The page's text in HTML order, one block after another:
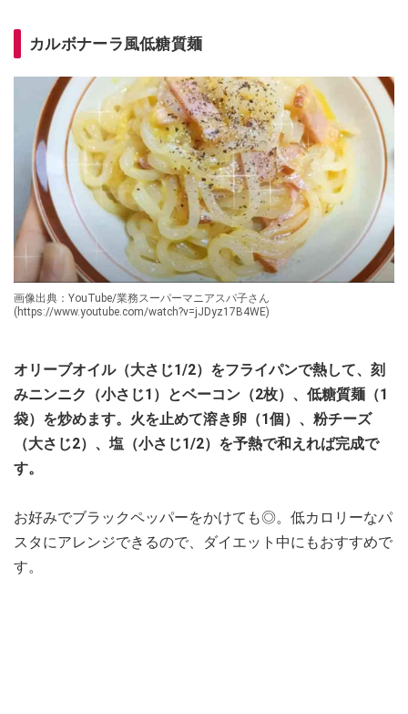
カルボナーラ風低糖質麺
画像出典：YouTube/業務スーパーマニアスパ子さん
(https://www.youtube.com/watch?v=jJDyz17B4WE)
オリーブオイル（大さじ1/2）をフライパンで熱して、刻
みニンニク（小さじ1）とベーコン（2枚）、低糖質麺（1
袋）を炒めます。火を止めて溶き卵（1個）、粉チーズ
（大さじ2）、塩（小さじ1/2）を予熱で和えれば完成で
す。
お好みでブラックペッパーをかけても◎。低カロリーなパ
スタにアレンジできるので、ダイエット中にもおすすめで
す。